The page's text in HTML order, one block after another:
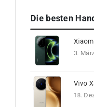
Die besten
3.
Vivo
18.